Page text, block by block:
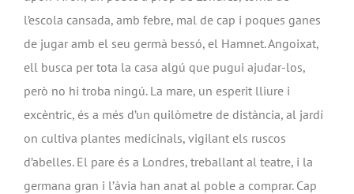
l’escola cansada, amb febre, mal de cap i poques ganes
de jugar amb el seu germà bessó, el Hamnet. Angoixat,
ell busca per tota la casa algú que pugui ajudar-los,
però no hi troba ningú. La mare, un esperit lliure i
excèntric, és a més d’un quilòmetre de distància, al jardí
on cultiva plantes medicinals, vigilant els ruscos
d’abelles. El pare és a Londres, treballant al teatre, i la
germana gran i l’àvia han anat al poble a comprar. Cap